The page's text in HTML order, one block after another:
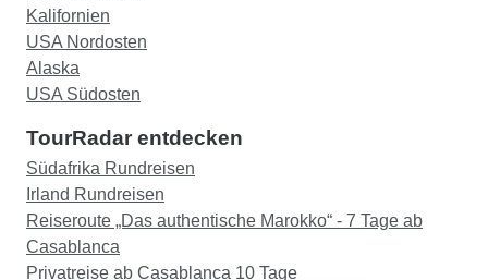
Kalifornien
USA Nordosten
Alaska
USA Südosten
TourRadar entdecken
Südafrika Rundreisen
Irland Rundreisen
Reiseroute „Das authentische Marokko“ - 7 Tage ab
Casablanca
Privatreise ab Casablanca 10 Tage